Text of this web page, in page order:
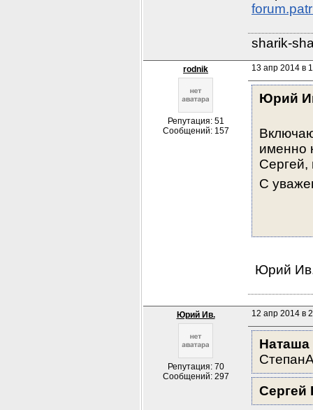
sharik-
rodnik
Репутация: 51
Сообщений: 157
13 апр 2014 в
Юрий
именно
Сергей,
С
Юрий
Юрий Ив.
Репутация: 70
Сообщений: 297
12 апр 2014 в
Наташа
Сергей